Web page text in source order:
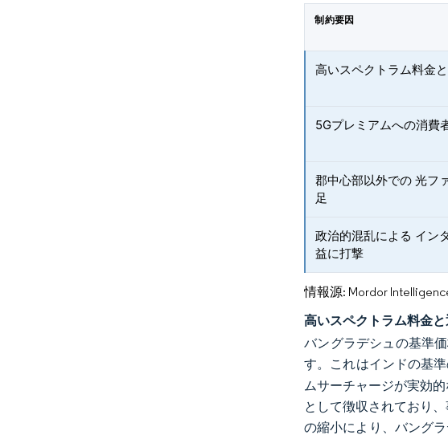
制約要因
高いスペクトラム料金
5Gプレミアムへの消費
郡中心部以外での 光フ
足
政治的混乱による イン
益に打撃
情報源: Mordor
高いスペクトラム料金
バングラデシュの基準
す。これはインドの基
ムサーチャージが実効
として徴収されており
の縮小により、バング